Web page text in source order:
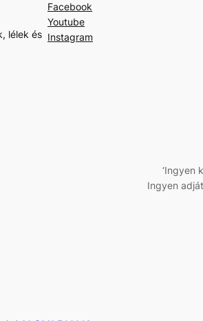
lélek és
Facebook
Youtube
Instagram
‘Ingyen
Ingyen